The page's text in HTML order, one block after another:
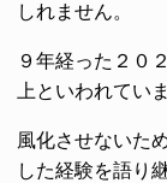
しれません。
９年経った２０
上といわれてい
風化させないた
した経験を語り